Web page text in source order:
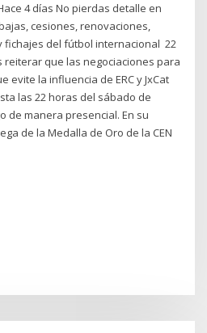
4 días No pierdas detalle en
cesiones, renovaciones,
fichajes del fútbol internacional 22
reiterar que las negociaciones para
evite la influencia de ERC y JxCat
las 22 horas del sábado de
de manera presencial. En su
de la Medalla de Oro de la CEN